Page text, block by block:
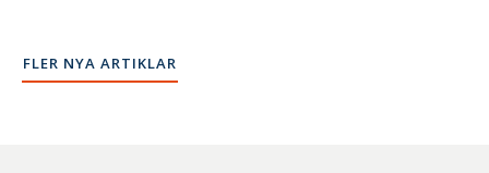
FLER NYA ARTIKLAR